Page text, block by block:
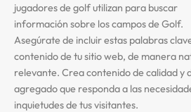
jugadores de golf utilizan para buscar
información sobre los campos de Golf.
Asegúrate de incluir estas palabras
contenido de tu sitio web, de manera
relevante. Crea contenido de calidad y
agregado que responda a las
inquietudes de tus visitantes.